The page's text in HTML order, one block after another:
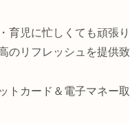
育児に忙しくても頑張
のリフレッシュを提供致
トカード＆電子マネー